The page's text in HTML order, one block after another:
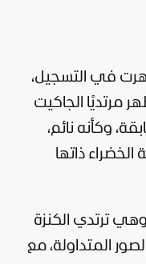
في التسجيل،
مرتديًا الجاكيت
وكأنه نائم،
الخضراء ذاتها
ترتدي الكنزة
المتداولة، مع